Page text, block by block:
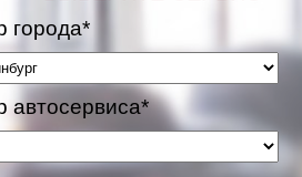
города*
автосервиса*